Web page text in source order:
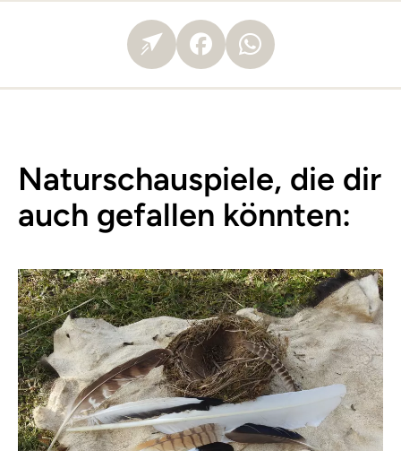
Naturschauspiele, die dir
auch gefallen könnten: